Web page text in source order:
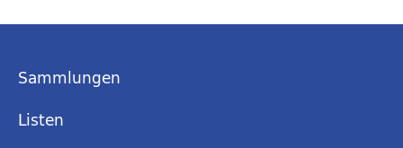
Sammlungen
Listen